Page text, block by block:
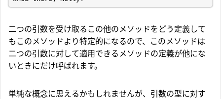
二つの引数を受け取るこの他のメソッドをどう定義して
もこのメソッドより特定的になるので、このメソッドは
二つの引数に対して適用できるメソッドの定義が他にな
いときにだけ呼ばれます。
単純な概念に思えるかもしれませんが、引数の型に対す